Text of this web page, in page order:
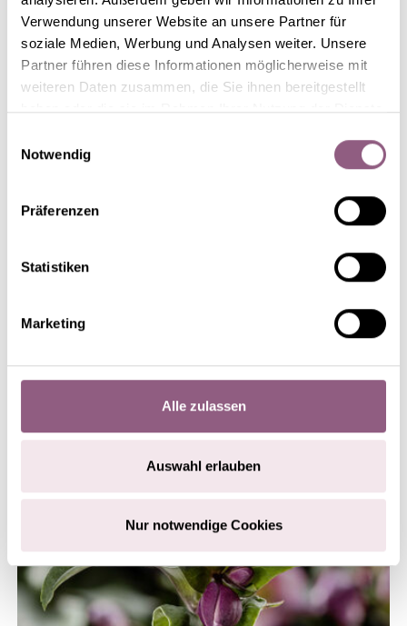
Verwendung unserer Website an unsere Partner für
soziale Medien, Werbung und Analysen weiter. Unsere
Partner führen diese Informationen möglicherweise mit
weiteren Daten zusammen, die Sie ihnen bereitgestellt
haben oder die sie im Rahmen Ihrer Nutzung der Dienste
Notwendig
Präferenzen
Statistiken
Marketing
Alle zulassen
Auswahl erlauben
Nur notwendige Cookies